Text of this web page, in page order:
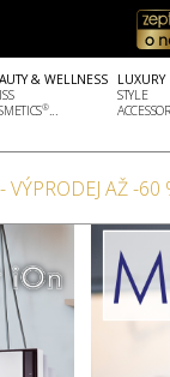
& WELLNESS
®...
LUXURY
STYLE
VÝPRODEJ AŽ -60